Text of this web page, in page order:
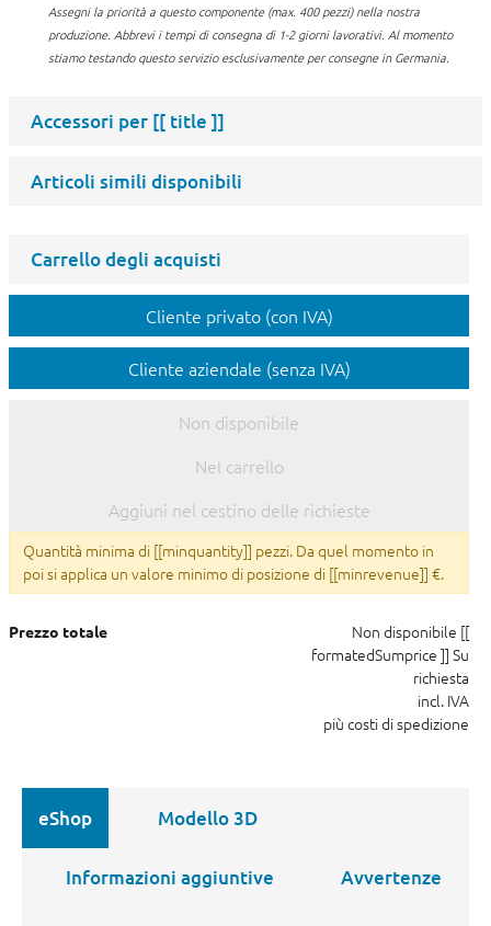
Assegni la priorità a questo componente (max. 400 pezzi) nella nostra
produzione. Abbrevi i tempi di consegna di 1-2 giorni lavorativi. Al momento
stiamo testando questo servizio esclusivamente per consegne in Germania.
Accessori per [[ title ]]
Articoli simili disponibili
Carrello degli acquisti
Cliente privato (con IVA)
Cliente aziendale (senza IVA)
Non disponibile
Nel carrello
Aggiuni nel cestino delle richieste
Quantità minima di [[minquantity]] pezzi. Da quel momento in
poi si applica un valore minimo di posizione di [[minrevenue]] €.
Prezzo totale Non disponibile [[
formatedSumprice ]] Su
richiesta
incl. IVA
più costi di spedizione
eShop Modello 3D
Informazioni aggiuntive Avvertenze